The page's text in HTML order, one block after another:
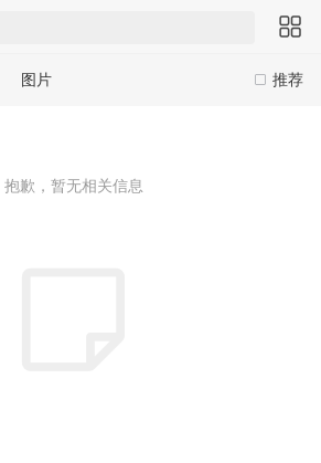
推荐
图片
抱歉，暂无相关信息